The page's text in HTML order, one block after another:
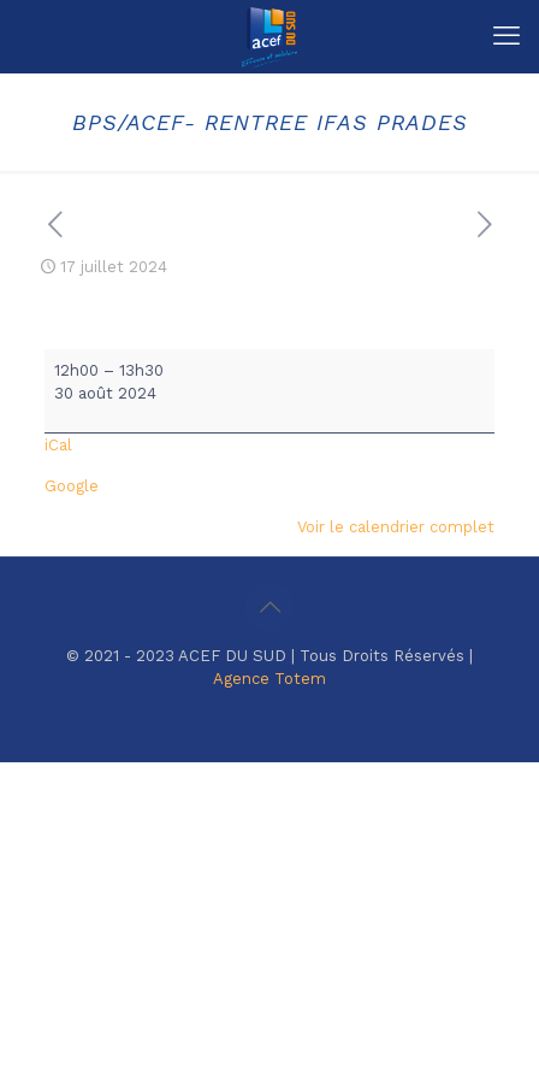
BPS/ACEF- RENTREE IFAS PRADES
17 juillet 2024
BPS/ACEF-
RENTREE
PRADES
12h00 – 13h30
30 août 2024
iCal
Google
Voir le calendrier complet
© 2021 - 2023 ACEF DU SUD | Tous Droits Réservés |
Agence Totem